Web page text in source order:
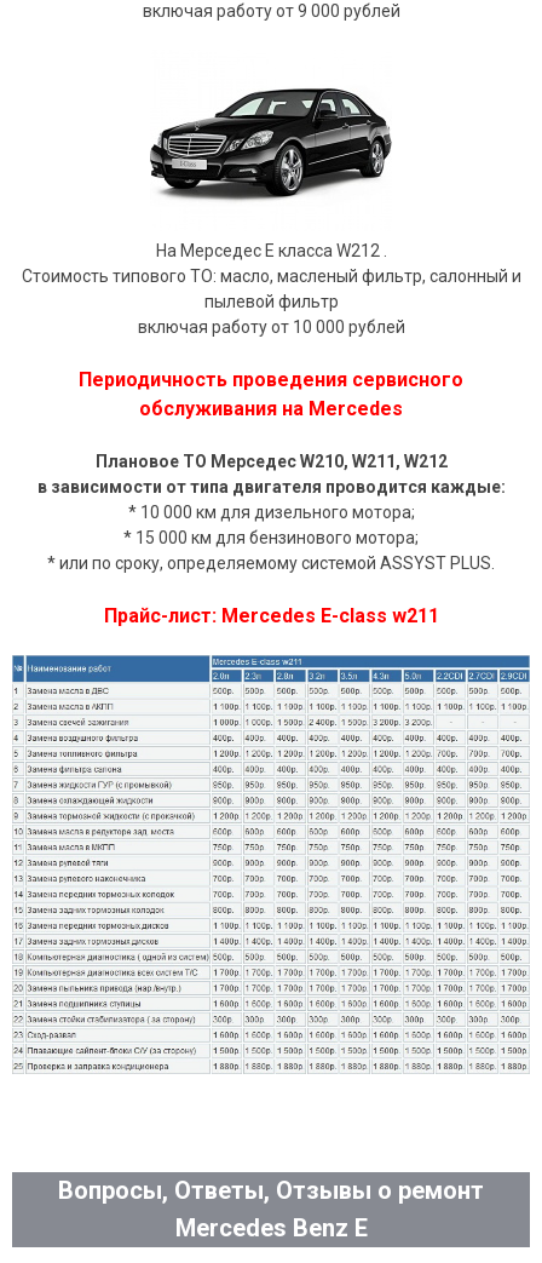
включая работу от 9 000 рублей
На Мерседес Е класса W212 .
Стоимость типового ТО: масло, масленый фильтр, салонный и
пылевой фильтр
включая работу от 10 000 рублей
Периодичность проведения сервисного
обслуживания на Mercedes
Плановое ТО Мерседес W210, W211, W212
в зависимости от типа двигателя проводится каждые:
* 10 000 км для дизельного мотора;
* 15 000 км для бензинового мотора;
* или по сроку, определяемому системой ASSYST PLUS.
Прайс-лист: Mercedes E-class w211
Вопросы, Ответы, Отзывы о ремонт
Mercedes Benz E